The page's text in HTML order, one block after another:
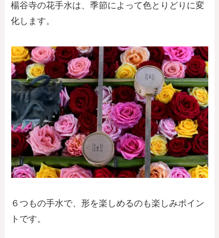
楊谷寺の花手水は、季節によって色とりどりに変
化します。
６つもの手水で、形を楽しめるのも楽しみポイン
トです。